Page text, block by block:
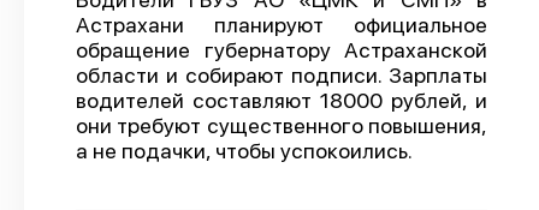
Отчеты
Предложить публикацию
Справочник
API
Астрахани планируют официальное
обращение губернатору Астраханской
области и собирают подписи. Зарплаты
водителей составляют 18000 рублей, и
они требуют существенного повышения,
а не подачки, чтобы успокоились.